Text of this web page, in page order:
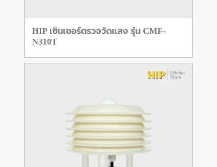
HIP เซ็นเซอร์ตรวจวัดแสง รุ่น CMF-
N310T